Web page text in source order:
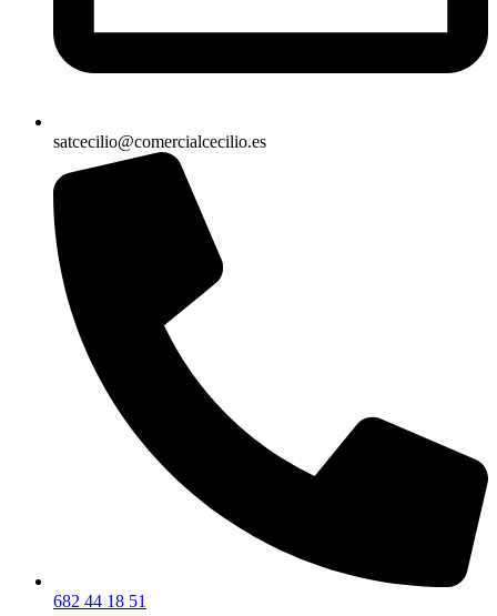
satcecilio@comercialcecilio.es
682 44 18 51